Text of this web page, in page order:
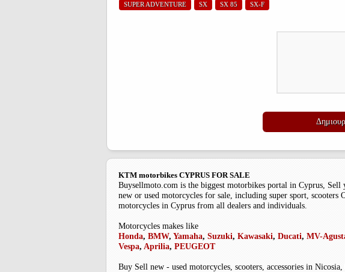
SUPER ADVENTURE
SX SX 85 SX-F
KTM motorbikes CYPRUS FOR SALE
Buysellmoto.com is the biggest motorbikes portal in Cyprus,
new or used motorcycles for sale, including super sport,
motorcycles in Cyprus from all dealers and individuals.
Motorcycles makes like
Honda, BMW, Yamaha, Suzuki, Kawasaki, Ducati, MV-
Vespa, Aprilia, PEUGEOT
Buy Sell new - used motorcycles, scooters, accessories in